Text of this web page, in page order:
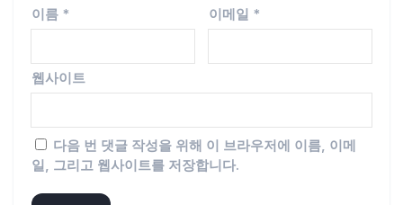
이름 * 이메일 *
웹사이트
다음 번 댓글 작성을 위해 이 브라우저에 이름, 이메
일, 그리고 웹사이트를 저장합니다.